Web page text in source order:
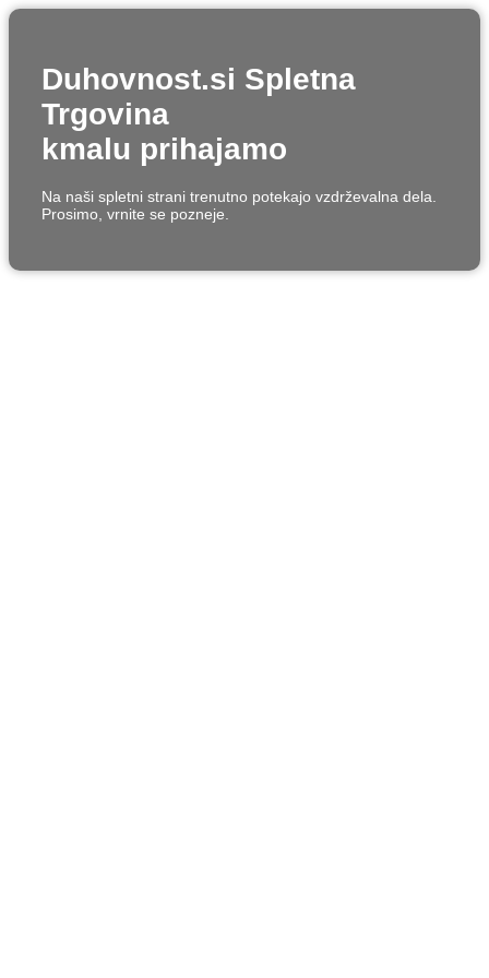
Duhovnost.si Spletna
Trgovina
kmalu prihajamo
Na naši spletni strani trenutno potekajo vzdrževalna dela.
Prosimo, vrnite se pozneje.